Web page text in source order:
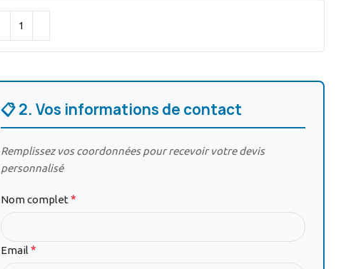
📋 2. Vos informations de contact
Remplissez vos coordonnées pour recevoir votre devis
personnalisé
Nom complet*
Email *